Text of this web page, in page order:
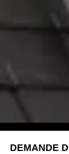
DEMANDE